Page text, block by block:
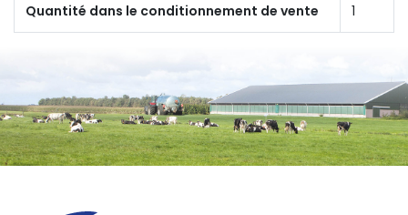
Quantité dans le conditionnement de vente 1